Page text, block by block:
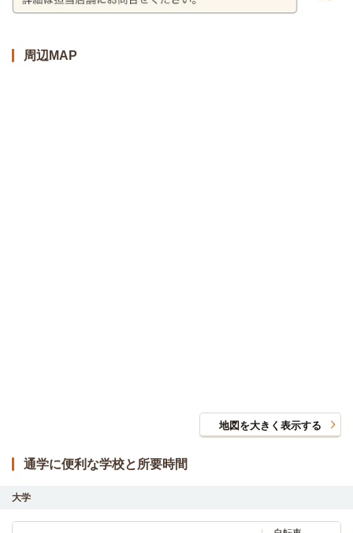
周辺MAP
地図を大きく表示する
通学に便利な学校と所要時間
大学